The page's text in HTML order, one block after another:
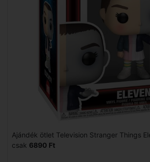
Ajándék ötlet Television Stranger Things
csak 6890 Ft